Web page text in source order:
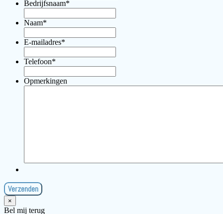
Bedrijfsnaam*
Naam*
E-mailadres*
Telefoon*
Opmerkingen
×
Bel mij terug